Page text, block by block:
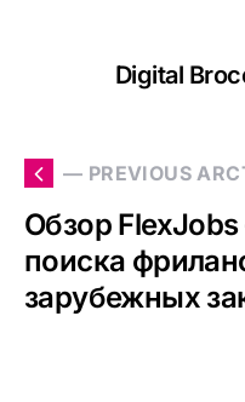
Digital
— PREVIOUS
Обзор
поиска
зарубежных